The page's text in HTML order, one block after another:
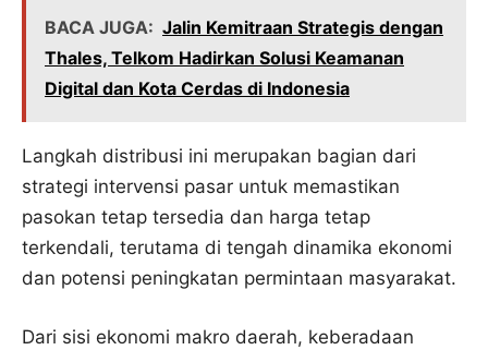
BACA JUGA: Jalin Kemitraan Strategis dengan
Thales, Telkom Hadirkan Solusi Keamanan
Digital dan Kota Cerdas di Indonesia
Langkah distribusi ini merupakan bagian dari
strategi intervensi pasar untuk memastikan
pasokan tetap tersedia dan harga tetap
terkendali, terutama di tengah dinamika ekonomi
dan potensi peningkatan permintaan masyarakat.
Dari sisi ekonomi makro daerah, keberadaan